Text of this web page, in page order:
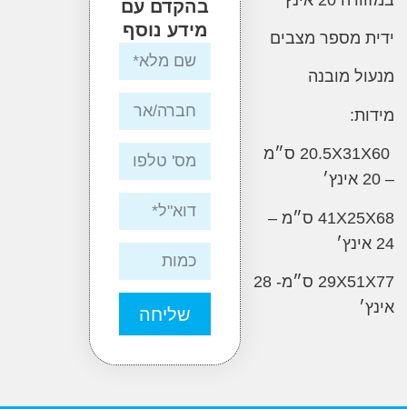
מספר מצבים
מובנה
20.5X31X60 ס״מ
41X25X68 ס״מ –
29X51X77 ס״מ- 28
בהקדם עם
מידע נוסף
שליחה